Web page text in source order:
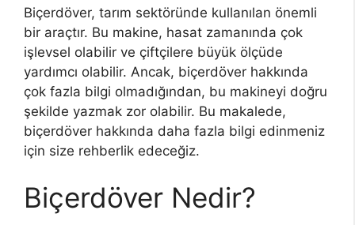
Biçerdöver, tarım sektöründe kullanılan önemli
bir araçtır. Bu makine, hasat zamanında çok
işlevsel olabilir ve çiftçilere büyük ölçüde
yardımcı olabilir. Ancak, biçerdöver hakkında
çok fazla bilgi olmadığından, bu makineyi doğru
şekilde yazmak zor olabilir. Bu makalede,
biçerdöver hakkında daha fazla bilgi edinmeniz
için size rehberlik edeceğiz.
Biçerdöver Nedir?